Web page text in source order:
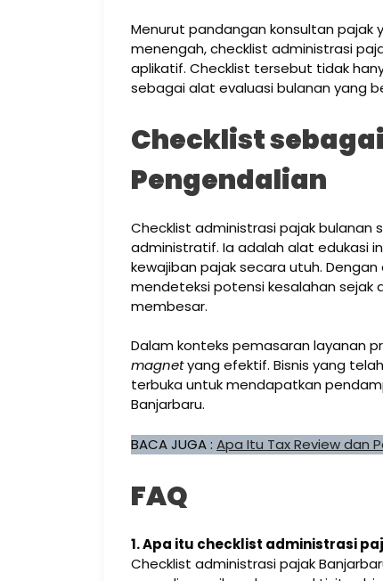
Menurut pandangan konsultan pajak
menengah, checklist administrasi
aplikatif. Checklist tersebut tidak
sebagai alat evaluasi bulanan yang
Checklist
Pengendalian
Checklist administrasi pajak
administratif. Ia adalah alat edukasi
kewajiban pajak secara utuh.
mendeteksi potensi kesalahan sejak
membesar.
Dalam konteks pemasaran layanan
magnetyang efektif. Bisnis yang
terbuka untuk mendapatkan
Banjarbaru.
BACA JUGA : Apa Itu Tax Review dan
FAQ
1. Apa itu checklist administrasi
Checklist administrasi pajak